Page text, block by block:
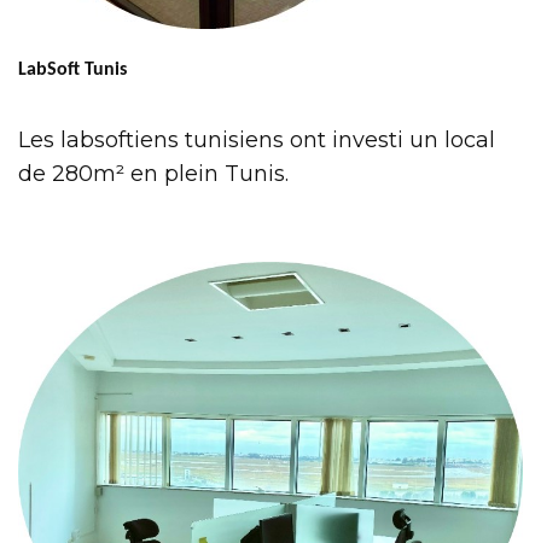
LabSoft Tunis
Les labsoftiens tunisiens ont investi un local
de 280m² en plein Tunis.